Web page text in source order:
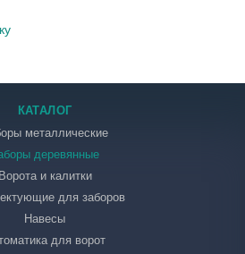
КАТАЛОГ
металлические
деревянные
Ворота и калитки
для заборов
Навесы
для ворот